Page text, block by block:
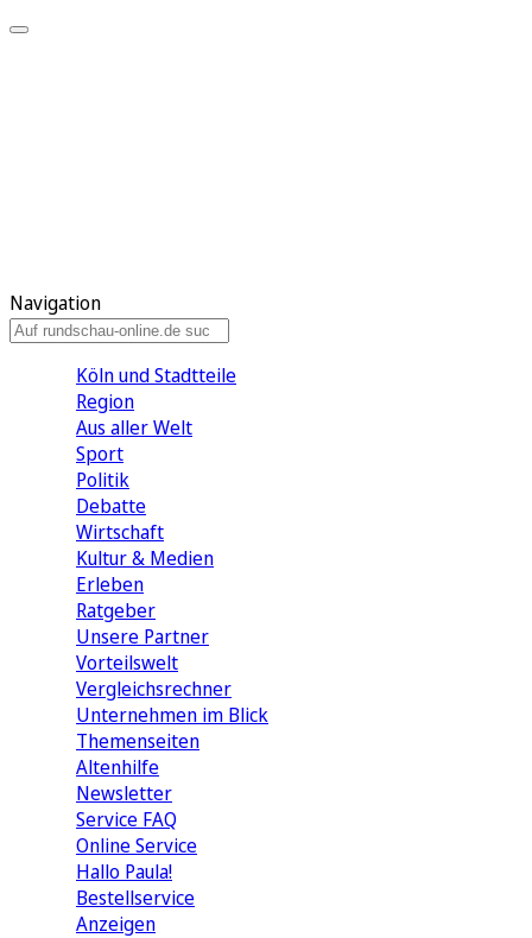
Navigation
Köln und Stadtteile
Region
Aus aller Welt
Sport
Politik
Debatte
Wirtschaft
Kultur & Medien
Erleben
Ratgeber
Unsere Partner
Vorteilswelt
Vergleichsrechner
Unternehmen im Blick
Themenseiten
Altenhilfe
Newsletter
Service FAQ
Online Service
Hallo Paula!
Bestellservice
Anzeigen